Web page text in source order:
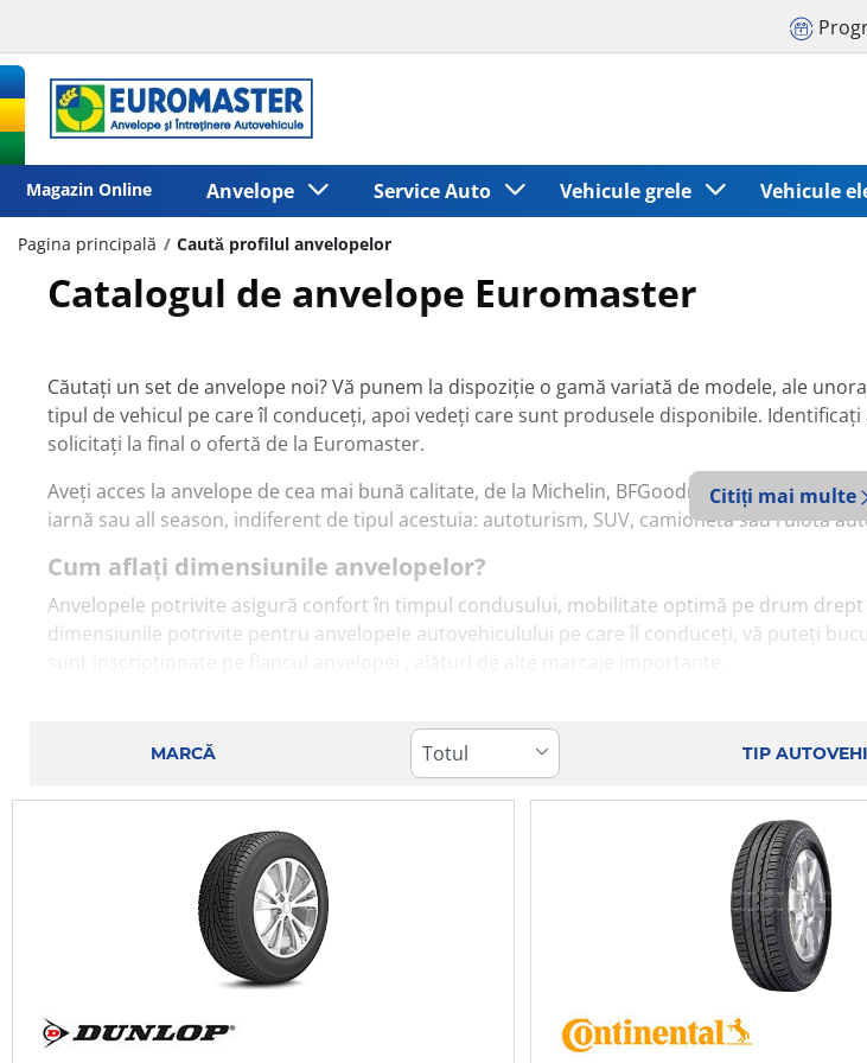
Magazin Online Anvelope Service Auto Vehicule grele Vehicule
Pagina principală Caută profilul anvelopelor
Citiți mai multe
Catalogul de anvelope Euromaster
Căutați un set de anvelope noi? Vă punem la dispoziție o gamă variată de modele, ale
tipul de vehicul pe care îl conduceți, apoi vedeți care sunt produsele disponibile.
solicitați la final o ofertă de la Euromaster.
Aveți acces la anvelope de cea mai bună calitate, de la Michelin, BFGoodrich, Kleber,
iarnă sau all season, indiferent de tipul acestuia: autoturism, SUV, camionetă sau rulotă
Cum aflați dimensiunile anvelopelor?
Anvelopele potrivite asigură confort în timpul condusului, mobilitate optimă pe drum
dimensiunile potrivite pentru anvelopele autovehiculului pe care îl conduceți, vă puteți
produsele de care aveți nevoie. Valorile dimensiunilor optime sunt, de asemenea,
importante pentru utilizarea și întreținerea corectă a acestuia.
Dacă sunteți în căutarea unor anvelope de vară, Euromaster recomandă alegerea unui
carosabil, mai ales în contextul unor valori termice ridicate. În cazul unui set nou de
atingeți rapid temperatura ideală de deplasare, cu aderență optimă chiar și la temperaturi
Când trebuie să înlocuiți anvelopele?
Anvelopele au o anumită perioadă de viață recomandată de producător, pe care este
timpul deplasării. Dacă doriți să aflați cu exactitate data de expirare a unei anvelope,
MARCĂ TIP